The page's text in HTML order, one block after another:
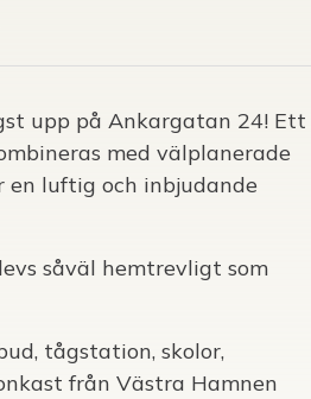
upp på Ankargatan 24! Ett
med välplanerade
en luftig och inbjudande
såväl hemtrevligt som
tågstation, skolor,
från Västra Hamnen